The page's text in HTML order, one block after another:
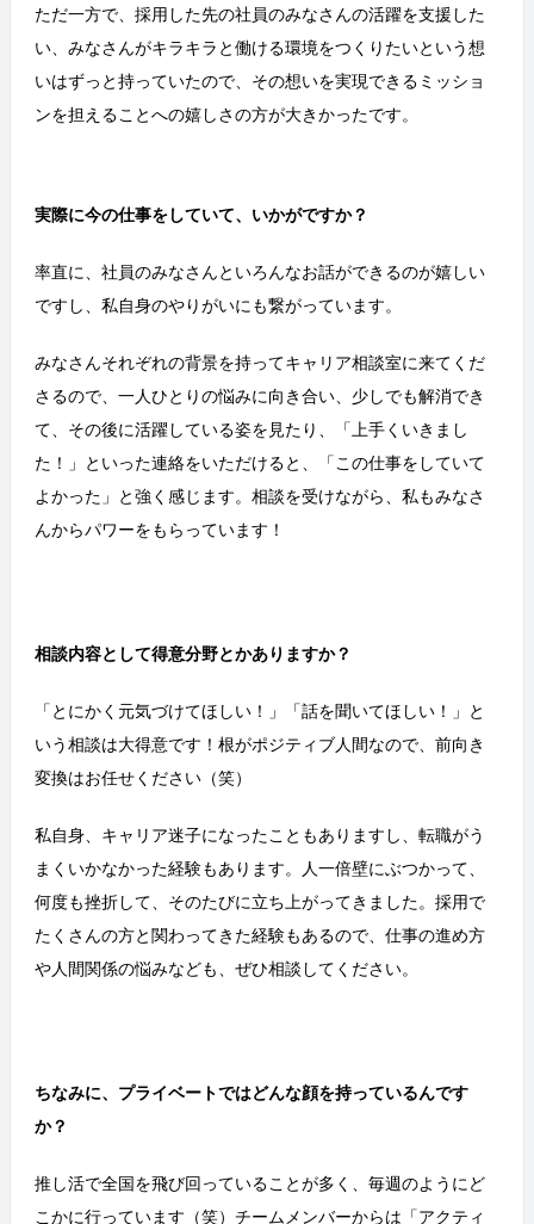
ただ一方で、採用した先の社員のみなさんの活躍を支援した
い、みなさんがキラキラと働ける環境をつくりたいという想
いはずっと持っていたので、その想いを実現できるミッショ
ンを担えることへの嬉しさの方が大きかったです。
実際に今の仕事をしていて、いかがですか？
率直に、社員のみなさんといろんなお話ができるのが嬉しい
ですし、私自身のやりがいにも繋がっています。
みなさんそれぞれの背景を持ってキャリア相談室に来てくだ
さるので、一人ひとりの悩みに向き合い、少しでも解消でき
て、その後に活躍している姿を見たり、「上手くいきまし
た！」といった連絡をいただけると、「この仕事をしていて
よかった」と強く感じます。相談を受けながら、私もみなさ
んからパワーをもらっています！
相談内容として得意分野とかありますか？
「とにかく元気づけてほしい！」「話を聞いてほしい！」と
いう相談は大得意です！根がポジティブ人間なので、前向き
変換はお任せください（笑）
私自身、キャリア迷子になったこともありますし、転職がう
まくいかなかった経験もあります。人一倍壁にぶつかって、
何度も挫折して、そのたびに立ち上がってきました。採用で
たくさんの方と関わってきた経験もあるので、仕事の進め方
や人間関係の悩みなども、ぜひ相談してください。
ちなみに、プライベートではどんな顔を持っているんです
か？
推し活で全国を飛び回っていることが多く、毎週のようにど
こかに行っています（笑）チームメンバーからは「アクティ